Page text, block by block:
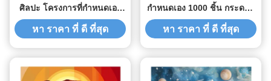
ศิลปะ โครงการที่กําหนดเอง
เกมพิมพ์สําหรับความ
สนุกสนาน
หา ราคา ที่ ดี ที่สุด
กำหนดเอง 1000 ชิ้น กระดาษ
เพื่อการศึกษา
หา ราคา ที่ ดี ที่สุด